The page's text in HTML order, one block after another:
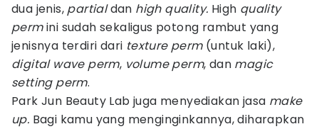
dua jenis, partialdan high quality. High quality
permini sudah sekaligus potong rambut yang
jenisnya terdiri dari texture perm(untuk laki),
digital wave perm, volume perm, dan magic
setting perm.
Park Jun Beauty Lab juga menyediakan jasa make
up. Bagi kamu yang menginginkannya, diharapkan